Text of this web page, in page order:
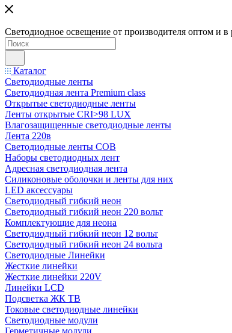
Светодиодное освещение от производителя оптом и
Каталог
Светодиодные ленты
Светодиодная лента Premium class
Открытые светодиодные ленты
Ленты открытые CRI>98 LUX
Влагозащищенные светодиодные ленты
Лента 220в
Светодиодные ленты COB
Наборы светодиодных лент
Адресная светодиодная лента
Силиконовые оболочки и ленты для них
LED аксессуары
Светодиодный гибкий неон
Светодиодный гибкий неон 220 вольт
Комплектующие для неона
Светодиодный гибкий неон 12 вольт
Светодиодный гибкий неон 24 вольта
Светодиодные Линейки
Жесткие линейки
Жесткие линейки 220V
Линейки LCD
Подсветка ЖК ТВ
Токовые светодиодные линейки
Светодиодные модули
Герметичные модули